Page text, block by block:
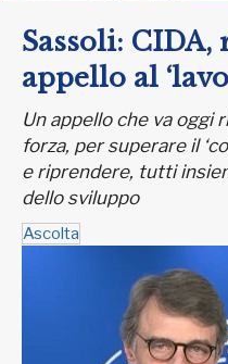
Sassoli:
appello al
Un appello che va oggi
forza, per superare il
e riprendere, tutti
dello sviluppo
Ascolta